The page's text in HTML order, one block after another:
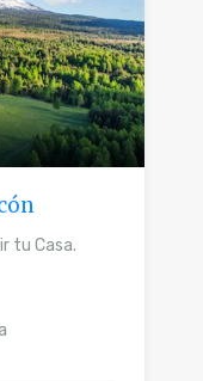
tu Casa.